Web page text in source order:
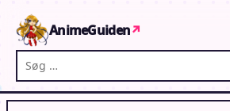
AnimeGuiden↗
Søg på AnimeGuiden